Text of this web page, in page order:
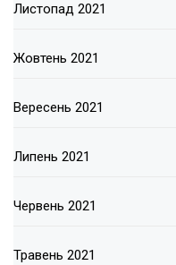
Листопад 2021
Жовтень 2021
Вересень 2021
Липень 2021
Червень 2021
Травень 2021